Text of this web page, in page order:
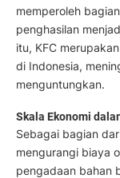
memperoleh
penghasilan
itu, KFC
di Indonesia,
menguntungkan.
Skala Ekonomi
Sebagai bagian
mengurangi biaya
pengadaan bahan